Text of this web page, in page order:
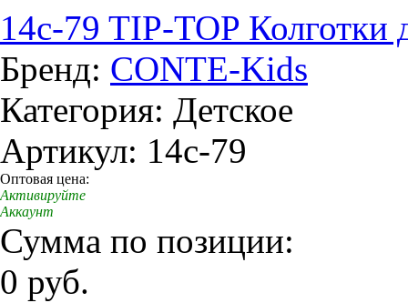
14c-79 TIP-TOP Колготки
Бренд: CONTE-Kids
Категория: Детское
Артикул: 14c-79
Оптовая цена:
Активируйте
Аккаунт
Сумма по позиции:
0 руб.